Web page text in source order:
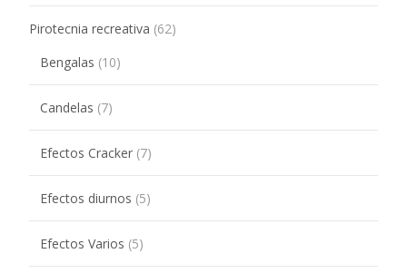
Pirotecnia recreativa (62)
Bengalas (10)
Candelas (7)
Efectos Cracker (7)
Efectos diurnos (5)
Efectos Varios (5)